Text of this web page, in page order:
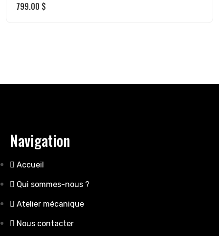
799.00 $
Navigation
Accueil
Qui sommes-nous ?
Atelier mécanique
Nous contacter